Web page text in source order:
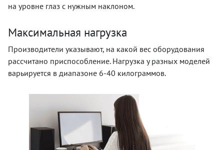
на уровне глаз с нужным наклоном.
Максимальная нагрузка
Производители указывают, на какой вес оборудования
рассчитано приспособление. Нагрузка у разных моделей
варьируется в диапазоне 6-40 килограммов.